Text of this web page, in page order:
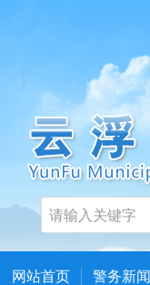
网站首页 警务新闻